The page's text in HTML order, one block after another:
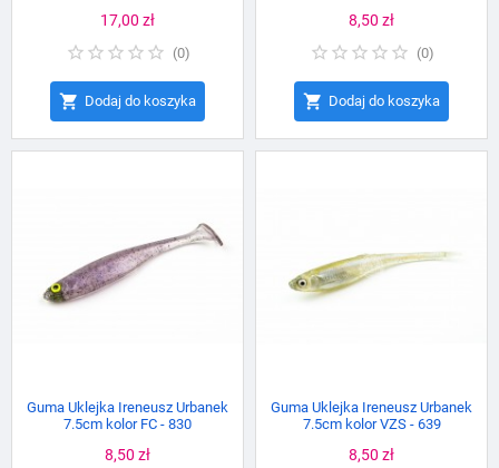
Cena
17,00 zł
(0)
 Dodaj do koszyka
Cena
8,50 zł
(0)
 Dodaj do koszyka
Guma Uklejka Ireneusz Urbanek
7.5cm kolor FC - 830
Cena
8,50 zł
Guma Uklejka Ireneusz Urbanek
7.5cm kolor VZS - 639
Cena
8,50 zł